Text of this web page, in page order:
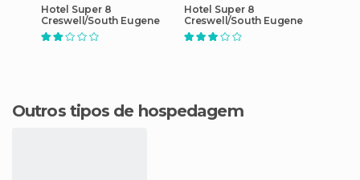
Hotel Super 8
Creswell/South Eugene
Hotel Super 8
Creswell/South Eugene
Outros tipos de hospedagem